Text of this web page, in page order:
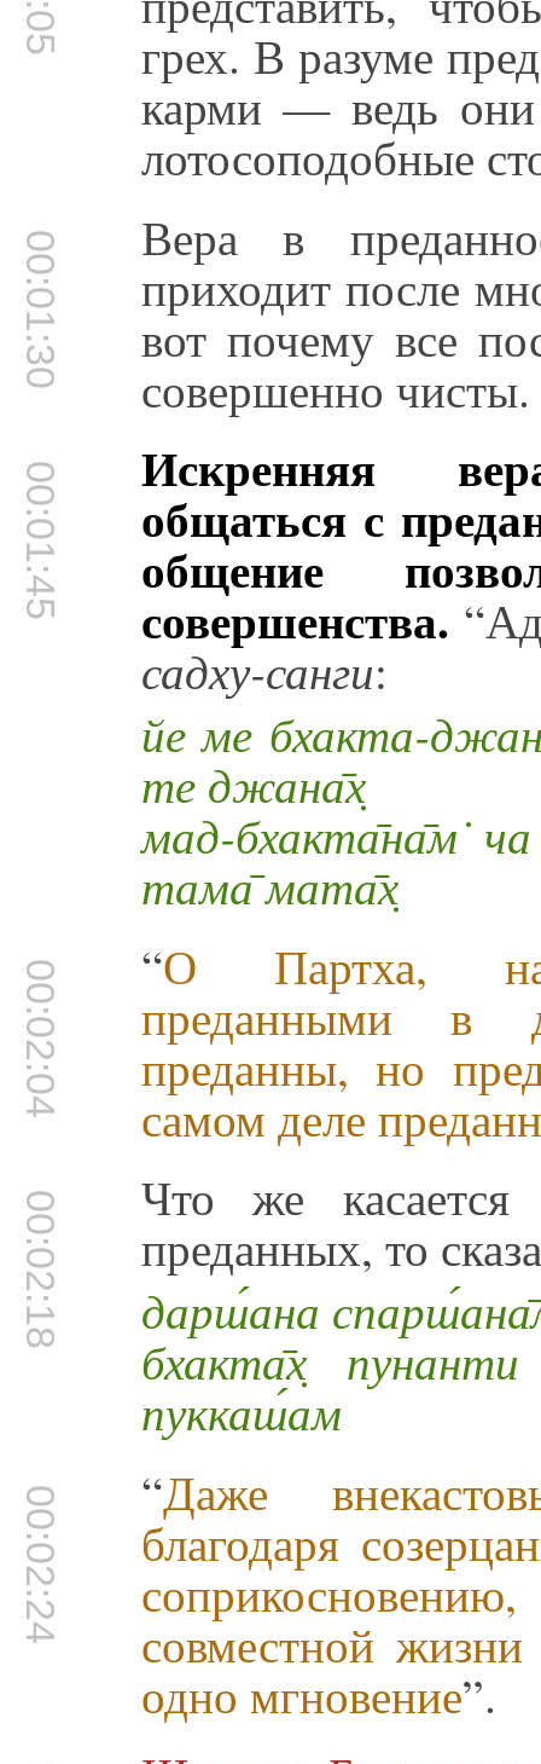
грех. В разуме
карми — ведь
лотосоподобные
00:01:30 Вера в
приходит после
вот почему все
совершенно чисты.
00:01:45 Искренняя
общаться с
общение
совершенства.
садху-санги:
йе ме бхакта-
те джана̄х̣
мад-бхакта̄на̄м̇
тама̄ мата̄х̣
00:02:04 “О Партха,
преданными в
преданны, но
самом деле
00:02:18 Что же касается
преданных, то
дарш́ана
бхакта̄х̣
пуккаш́ам
00:02:24 “Даже
благодаря
совместной
одно мгновение”.